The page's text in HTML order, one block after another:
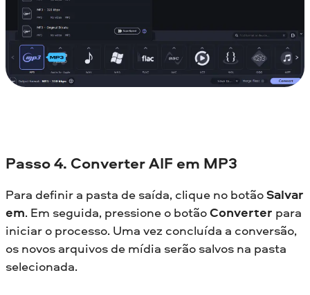
Passo 4. Converter AIF em MP3
Para definir a pasta de saída, clique no botãoSalvar
em. Em seguida, pressione o botãoConverter para
iniciar o processo. Uma vez concluída a conversão,
os novos arquivos de mídia serão salvos na pasta
selecionada.